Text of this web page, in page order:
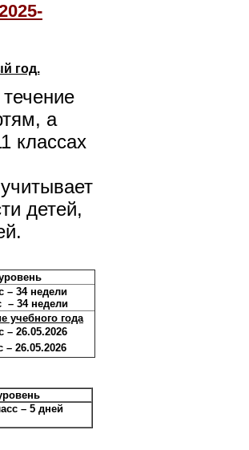
год.
а
классах
детей,
уровень
– 34 недели
– 34 недели
учебного года
– 26.05.2026
– 26.05.2026
– 5 дней